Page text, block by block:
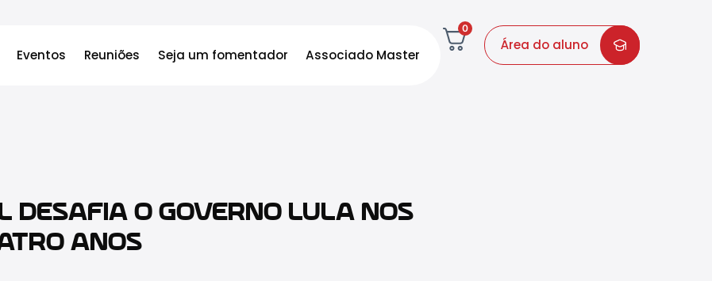
Eventos Reuniões Seja um fomentador Associado Master
0
Área do aluno
DESAFIA O GOVERNO LULA NOS
ANOS